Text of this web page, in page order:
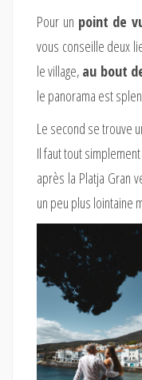
Pour un point de
vous conseille deux
le village, au bout
le panorama est
Le second se trouve
Il faut tout
après la Platja Gran
un peu plus lointaine